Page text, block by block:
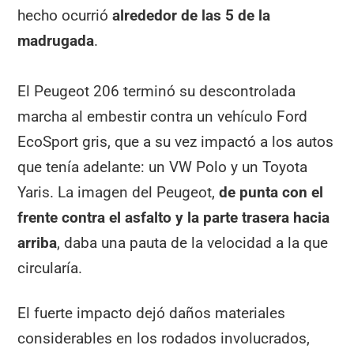
hecho ocurrióalrededor de las 5 de la
madrugada.
El Peugeot 206 terminó su descontrolada
marcha al embestir contra un vehículo Ford
EcoSport gris, que a su vez impactó a los autos
que tenía adelante: un VW Polo y un Toyota
Yaris. La imagen del Peugeot,de punta con el
frente contra el asfalto y la parte trasera hacia
arriba, daba una pauta de la velocidad a la que
circularía.
El fuerte impacto dejó daños materiales
considerables en los rodados involucrados,